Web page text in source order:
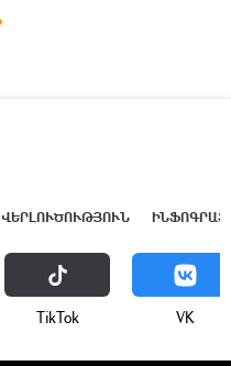
ՎԵՐԼՈՒԾՈՒԹՅՈՒՆ
ТikТоk VK